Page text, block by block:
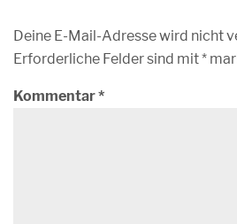
Deine E-Mail-Adresse wird nicht
Erforderliche Felder sind mit*
Kommentar*